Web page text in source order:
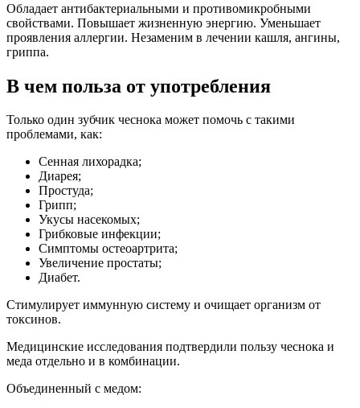
Обладает антибактериальными и противомикробными
свойствами. Повышает жизненную энергию. Уменьшает
проявления аллергии. Незаменим в лечении кашля, ангины,
гриппа.
В чем польза от употребления
Только один зубчик чеснока может помочь с такими
проблемами, как:
Сенная лихорадка;
Диарея;
Простуда;
Грипп;
Укусы насекомых;
Грибковые инфекции;
Симптомы остеоартрита;
Увеличение простаты;
Диабет.
Стимулирует иммунную систему и очищает организм от
токсинов.
Медицинские исследования подтвердили пользу чеснока и
меда отдельно и в комбинации.
Объединенный с медом: